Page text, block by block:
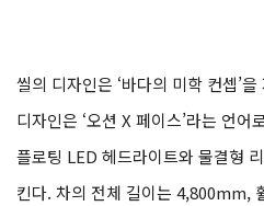
씰의 디자인은 ‘바다의 미학 컨셉’
디자인은 ‘오션 X 페이스’라는 언
플로팅 LED 헤드라이트와 물결형
킨다. 차의 전체 길이는 4,800mm,